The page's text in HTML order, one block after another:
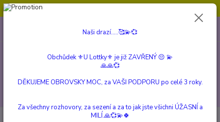
CZK
SVÍČKY ze SÓJOVÉHO VOSKU VÁNOCE
Naši drazí.....🥰💫💞
Obchůdek ⚜️U Lottky⚜️ je již ZAVŘENÝ 😔 💫
🙏🙏💞
DĚKUJEME OBROVSKY MOC, za VAŠI PODPORU po celé 3 roky.
Za všechny rozhovory, za sezení a za to jak jste všichni ÚŽASNÍ a
MILÍ.🙏💞💫🍀